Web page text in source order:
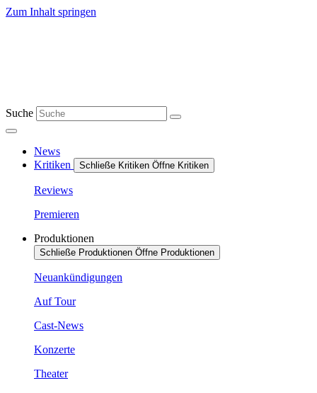
Zum Inhalt springen
Suche
News
Kritiken
Schließe Kritiken Öffne Kritiken
Reviews
Premieren
Produktionen
Schließe Produktionen Öffne Produktionen
Neuankündigungen
Auf Tour
Cast-News
Konzerte
Theater